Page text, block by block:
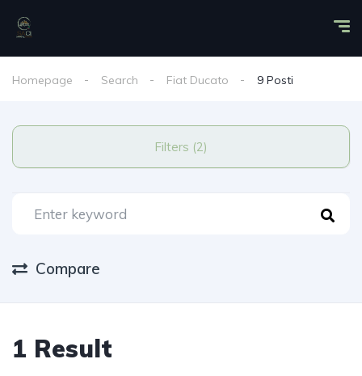
Homepage Search Fiat Ducato 9 Posti
Filters (2)
Compare
1 Result